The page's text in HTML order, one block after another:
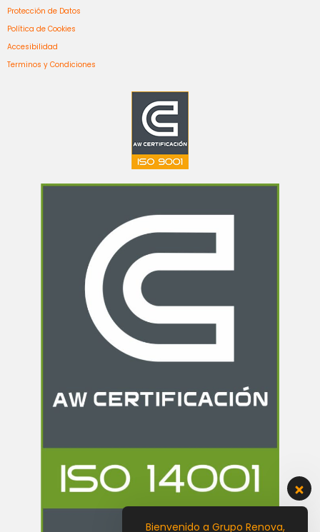
Protección de Datos
Política de Cookies
Accesibilidad
Terminos y Condiciones
Bienvenido a Grupo Renova,